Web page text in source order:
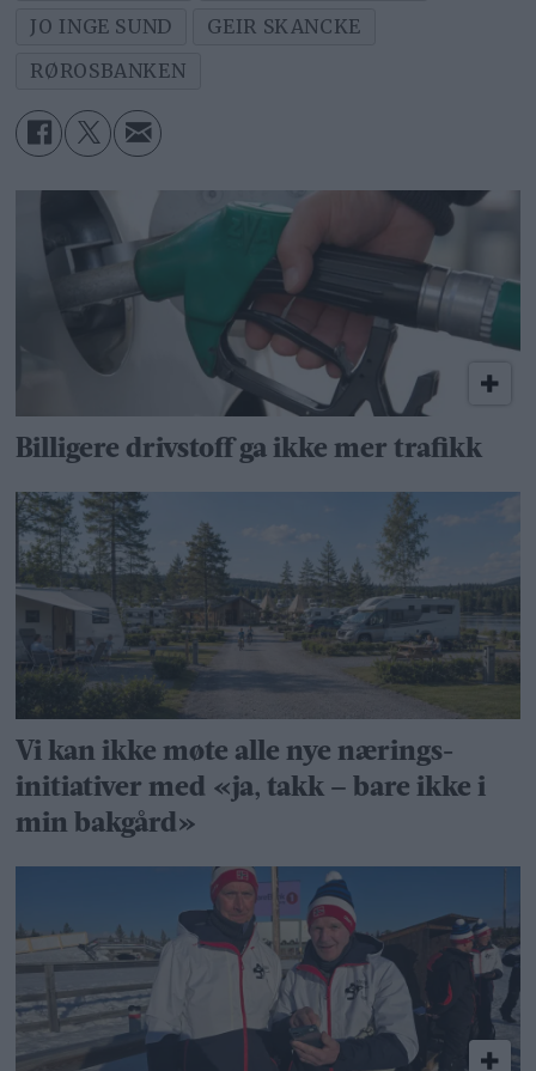
JO INGE SUND
GEIR SKANCKE
RØROSBANKEN
Billigere drivstoff ga ikke mer trafikk
Vi kan ikke møte alle nye nærings­
initiativer med «ja, takk – bare ikke i
min bakgård»